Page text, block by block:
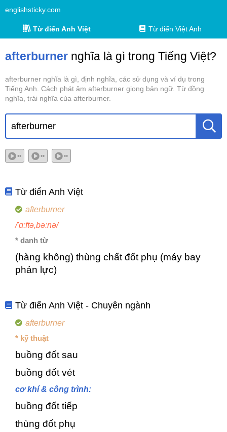
englishsticky.com
Từ điển Anh Việt Từ điển Việt Anh
afterburner nghĩa là gì trong Tiếng Việt?
afterburner nghĩa là gì, định nghĩa, các sử dụng và ví dụ trong
Tiếng Anh. Cách phát âm afterburner giọng bản ngữ. Từ đồng
nghĩa, trái nghĩa của afterburner.
•• •• ••
Từ điển Anh Việt
afterburner
/'ɑ:ftə,bə:nə/
* danh từ
(hàng không) thùng chất đốt phụ (máy bay
phản lực)
Từ điển Anh Việt - Chuyên ngành
afterburner
* kỹ thuật
buồng đốt sau
buồng đốt vét
cơ khí & công trình:
buồng đốt tiếp
thùng đốt phụ